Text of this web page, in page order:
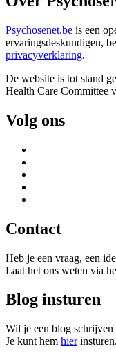
Psychosenet.be is een
ervaringsdeskundigen,
privacyverklaring.
De website is tot stand
Health Care Committee
Volg ons
Contact
Heb je een vraag, een
Laat het ons weten via
Blog insturen
Wil je een blog
Je kunt hem hierinsturen.